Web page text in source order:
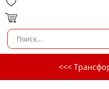
<<<